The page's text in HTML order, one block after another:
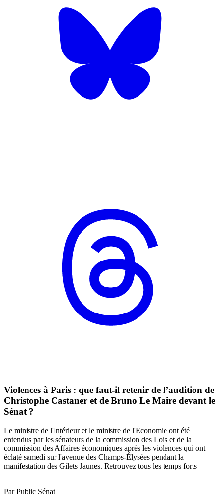
Violences à Paris : que faut-il retenir de l’audition de
Christophe Castaner et de Bruno Le Maire devant le
Sénat ?
Le ministre de l'Intérieur et le ministre de l'Économie ont été
entendus par les sénateurs de la commission des Lois et de la
commission des Affaires économiques après les violences qui ont
éclaté samedi sur l'avenue des Champs-Élysées pendant la
manifestation des Gilets Jaunes. Retrouvez tous les temps forts
Par Public Sénat